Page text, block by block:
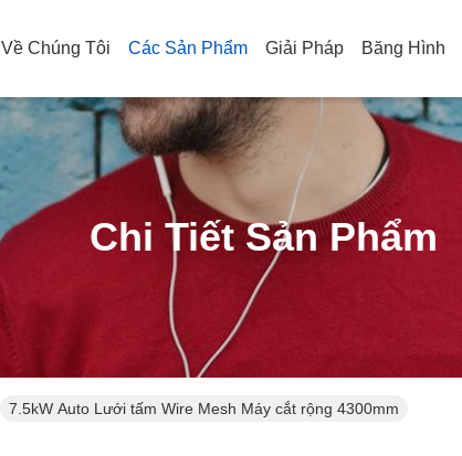
Về Chúng Tôi Các Sản Phẩm Giải Pháp Băng Hình
Chi Tiết Sản Phẩm
7.5kW Auto Lưới tấm Wire Mesh Máy cắt rộng 4300mm